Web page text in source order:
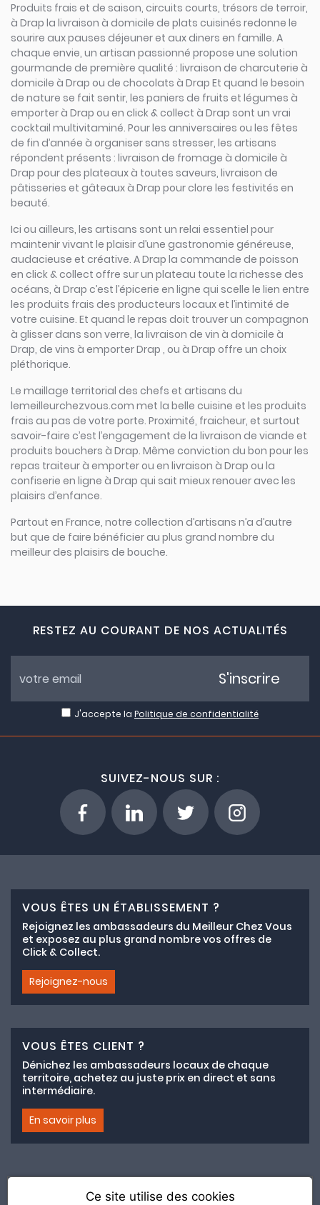
Produits frais et de saison, circuits courts, trésors de terroir,
à Drap la livraison à domicile de plats cuisinés redonne le
sourire aux pauses déjeuner et aux diners en famille. A
chaque envie, un artisan passionné propose une solution
gourmande de première qualité : livraison de charcuterie à
domicile à Drap ou de chocolats à Drap Et quand le besoin
de nature se fait sentir, les paniers de fruits et légumes à
emporter à Drap ou en click & collect à Drap sont un vrai
cocktail multivitaminé. Pour les anniversaires ou les fêtes
de fin d’année à organiser sans stresser, les artisans
répondent présents : livraison de fromage à domicile à
Drap pour des plateaux à toutes saveurs, livraison de
pâtisseries et gâteaux à Drap pour clore les festivités en
beauté.
Ici ou ailleurs, les artisans sont un relai essentiel pour
maintenir vivant le plaisir d’une gastronomie généreuse,
audacieuse et créative. A Drap la commande de poisson
en click & collect offre sur un plateau toute la richesse des
océans, à Drap c’est l’épicerie en ligne qui scelle le lien entre
les produits frais des producteurs locaux et l’intimité de
votre cuisine. Et quand le repas doit trouver un compagnon
à glisser dans son verre, la livraison de vin à domicile à
Drap, de vins à emporter Drap , ou à Drap offre un choix
pléthorique.
Le maillage territorial des chefs et artisans du
lemeilleurchezvous.com met la belle cuisine et les produits
frais au pas de votre porte. Proximité, fraicheur, et surtout
savoir-faire c’est l’engagement de la livraison de viande et
produits bouchers à Drap. Même conviction du bon pour les
repas traiteur à emporter ou en livraison à Drap ou la
confiserie en ligne à Drap qui sait mieux renouer avec les
plaisirs d’enfance.
Partout en France, notre collection d’artisans n’a d’autre
but que de faire bénéficier au plus grand nombre du
meilleur des plaisirs de bouche.
RESTEZ AU COURANT DE NOS ACTUALITÉS
J'accepte la Politique de confidentialité
S'inscrire
SUIVEZ-NOUS SUR :
VOUS ÊTES UN ÉTABLISSEMENT ?
Rejoignez les ambassadeurs du Meilleur Chez Vous
et exposez au plus grand nombre vos offres de
Click & Collect.
Rejoignez-nous
VOUS ÊTES CLIENT ?
Dénichez les ambassadeurs locaux de chaque
territoire, achetez au juste prix en direct et sans
intermédiaire.
En savoir plus
Ce site utilise des cookies